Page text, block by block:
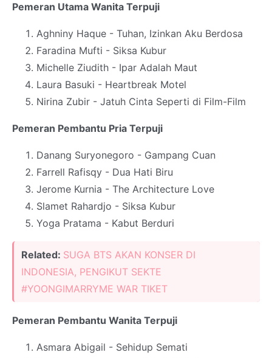
Pemeran Utama Wanita Terpuji
Aghniny Haque - Tuhan, Izinkan Aku Berdosa
Faradina Mufti - Siksa Kubur
Michelle Ziudith - Ipar Adalah Maut
Laura Basuki - Heartbreak Motel
Nirina Zubir - Jatuh Cinta Seperti di Film-Film
Pemeran Pembantu Pria Terpuji
Danang Suryonegoro - Gampang Cuan
Farrell Rafisqy - Dua Hati Biru
Jerome Kurnia - The Architecture Love
Slamet Rahardjo - Siksa Kubur
Yoga Pratama - Kabut Berduri
Related: SUGA BTS AKAN KONSER DI
INDONESIA, PENGIKUT SEKTE
#YOONGIMARRYME WAR TIKET
Pemeran Pembantu Wanita Terpuji
Asmara Abigail - Sehidup Semati